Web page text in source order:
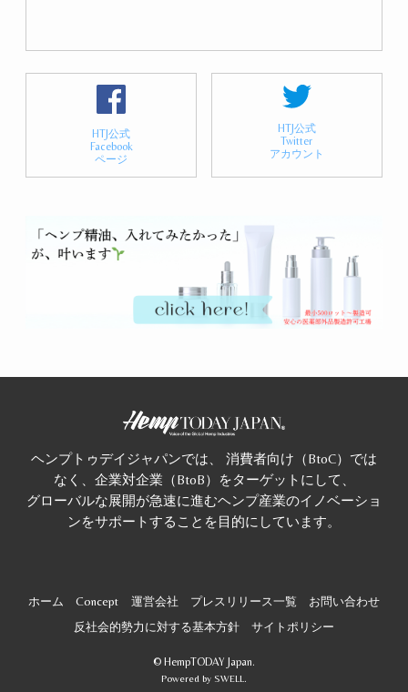
HTJ公式
Facebook
ページ
HTJ公式
Twitter
アカウント
ヘンプトゥデイジャパンでは、 消費者向け（BtoC）では
なく、企業対企業（BtoB）をターゲットにして、
グローバルな展開が急速に進むヘンプ産業のイノベーショ
ンをサポートすることを目的にしています。
ホーム Concept 運営会社 プレスリリース一覧
お問い合わせ
反社会的勢力に対する基本方針
サイトポリシー
© HempTODAY Japan.
Powered by SWELL.